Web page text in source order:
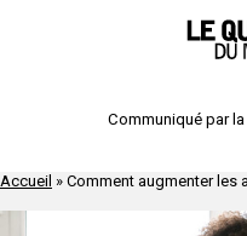
Communiqué par
Accueil » Comment augmenter les